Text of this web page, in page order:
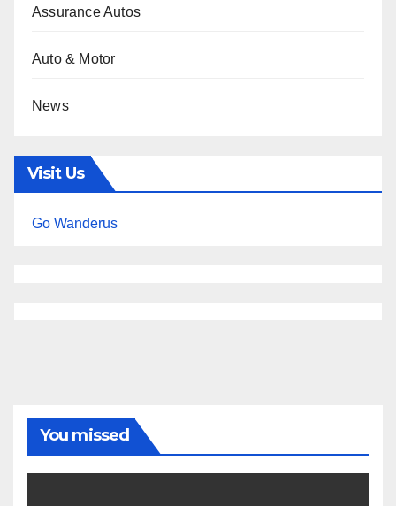
Assurance Autos
Auto & Motor
News
Visit Us
Go Wanderus
You missed